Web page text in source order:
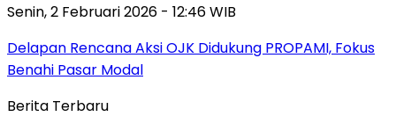
Senin, 2 Februari 2026 - 12:46 WIB
Delapan Rencana Aksi OJK Didukung PROPAMI, Fokus
Benahi Pasar Modal
Berita Terbaru